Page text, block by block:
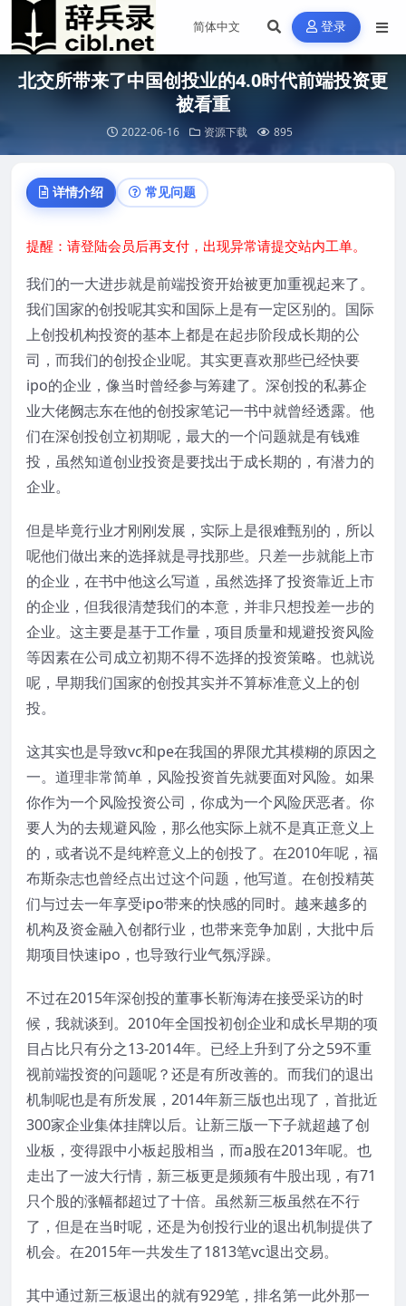
登录
北交所带来了中国创投业的4.0时代前端投资更
被看重
2022-06-16 资源下载 895
详情介绍 常见问题
提醒：请登陆会员后再支付，出现异常请提交站内工单。
我们的一大进步就是前端投资开始被更加重视起来了。
我们国家的创投呢其实和国际上是有一定区别的。国际
上创投机构投资的基本上都是在起步阶段成长期的公
司，而我们的创投企业呢。其实更喜欢那些已经快要
ipo的企业，像当时曾经参与筹建了。深创投的私募企
业大佬阙志东在他的创投家笔记一书中就曾经透露。他
们在深创投创立初期呢，最大的一个问题就是有钱难
投，虽然知道创业投资是要找出于成长期的，有潜力的
企业。
但是毕竟行业才刚刚发展，实际上是很难甄别的，所以
呢他们做出来的选择就是寻找那些。只差一步就能上市
的企业，在书中他这么写道，虽然选择了投资靠近上市
的企业，但我很清楚我们的本意，并非只想投差一步的
企业。这主要是基于工作量，项目质量和规避投资风险
等因素在公司成立初期不得不选择的投资策略。也就说
呢，早期我们国家的创投其实并不算标准意义上的创
投。
这其实也是导致vc和pe在我国的界限尤其模糊的原因之
一。道理非常简单，风险投资首先就要面对风险。如果
你作为一个风险投资公司，你成为一个风险厌恶者。你
要人为的去规避风险，那么他实际上就不是真正意义上
的，或者说不是纯粹意义上的创投了。在2010年呢，福
布斯杂志也曾经点出过这个问题，他写道。在创投精英
们与过去一年享受ipo带来的快感的同时。越来越多的
机构及资金融入创都行业，也带来竞争加剧，大批中后
期项目快速ipo，也导致行业气氛浮躁。
不过在2015年深创投的董事长靳海涛在接受采访的时
候，我就谈到。2010年全国投初创企业和成长早期的项
目占比只有分之13-2014年。已经上升到了分之59不重
视前端投资的问题呢？还是有所改善的。而我们的退出
机制呢也是有所发展，2014年新三版也出现了，首批近
300家企业集体挂牌以后。让新三版一下子就超越了创
业板，变得跟中小板起股相当，而a股在2013年呢。也
走出了一波大行情，新三板更是频频有牛股出现，有71
只个股的涨幅都超过了十倍。虽然新三板虽然在不行
了，但是在当时呢，还是为创投行业的退出机制提供了
机会。在2015年一共发生了1813笔vc退出交易。
其中通过新三板退出的就有929笔，排名第一此外那一